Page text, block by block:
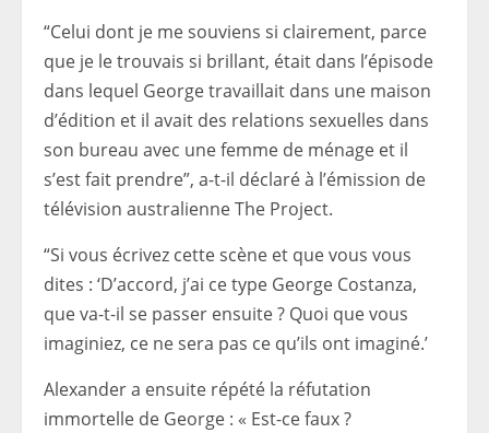
“Celui dont je me souviens si clairement, parce
que je le trouvais si brillant, était dans l’épisode
dans lequel George travaillait dans une maison
d’édition et il avait des relations sexuelles dans
son bureau avec une femme de ménage et il
s’est fait prendre”, a-t-il déclaré à l’émission de
télévision australienne The Project.
“Si vous écrivez cette scène et que vous vous
dites : ‘D’accord, j’ai ce type George Costanza,
que va-t-il se passer ensuite ? Quoi que vous
imaginiez, ce ne sera pas ce qu’ils ont imaginé.’
Alexander a ensuite répété la réfutation
immortelle de George : « Est-ce faux ?